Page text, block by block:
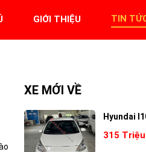
GIỚI THIỆU TIN
XE MỚI VỀ
Hyundai
315 Triệu